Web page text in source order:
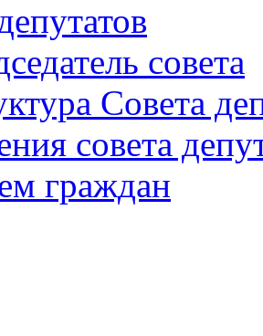
совета
Совета
совета
граждан